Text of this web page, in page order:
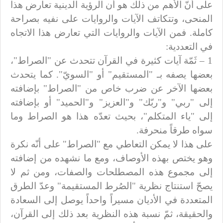
على أنّ الأهم من ذلك هو أن الرؤية الدينية تعارض هذا
المنحى، وتتكاتف الآيات والروايات على نفيه بصراحة
كاملة. فمن الآيات والروايات التي تعارض هذا الاتجاه
في التعددية:
1 – ثَمّة آيات كثيرة في القرآن تتحدث عن "الصراط"،
بعضها يصفه بـ "المستقيم" أو "السويّ". كما يتحدث
بعضها الآخر عن ضرب خاص من "الصراط" بإضافته
إلى "ربي" و"ربّك" و"العزيز" و"الحميد" أو بإضافته
إلى "ياء المتكلم"، بحيث تعدّه هذا هو الصراط وما
سواه طرقاً منحرفة.
على هذا لا يمكن التعاطي مع "الصراط" على أنّه نكرة
وهو يختص بهذه الأوصاف، ومع ما نشهده من إضافته
إلى مجموع هذه المصطلحات والصفات، ومن ثم لا
يصحّ استنتاج نظرية "الصُرط المستقيمة" وعدّ الطرق
المتعددة في الأديان مسيراً واحداً يوصل إلى السعادة
والحقيقة، ثمّ نسبة هذه النظرية بعد ذلك إلى القرآن،